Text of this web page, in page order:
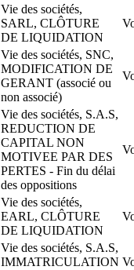
Vie des sociétés,
SARL, CLÔTURE
DE LIQUIDATION
Vie des sociétés, SNC,
MODIFICATION DE
GERANT (associé ou
non associé)
Vie des sociétés, S.A.S,
REDUCTION DE
CAPITAL NON
MOTIVEE PAR DES
PERTES - Fin du délai
des oppositions
Vie des sociétés,
EARL, CLÔTURE
DE LIQUIDATION
Vie des sociétés, S.A.S,
IMMATRICULATION